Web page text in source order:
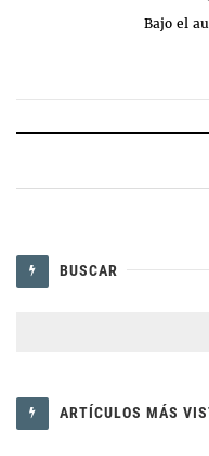
Bajo el
BUSCAR
ARTÍCULOS MÁS